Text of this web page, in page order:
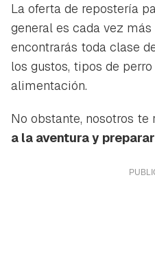
La oferta de repostería
general es cada vez
encontrarás toda clase
los gustos, tipos de
alimentación.
No obstante, nosotros te
a la aventura y